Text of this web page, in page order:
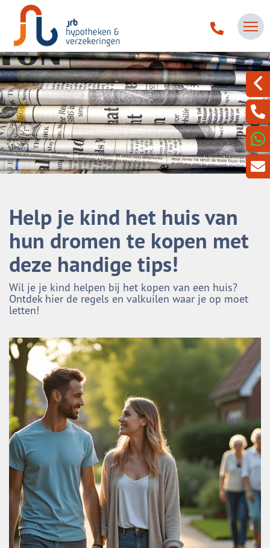
Help je kind het huis van
hun dromen te kopen met
deze handige tips!
Wil je je kind helpen bij het kopen van een huis?
Ontdek hier de regels en valkuilen waar je op moet
letten!